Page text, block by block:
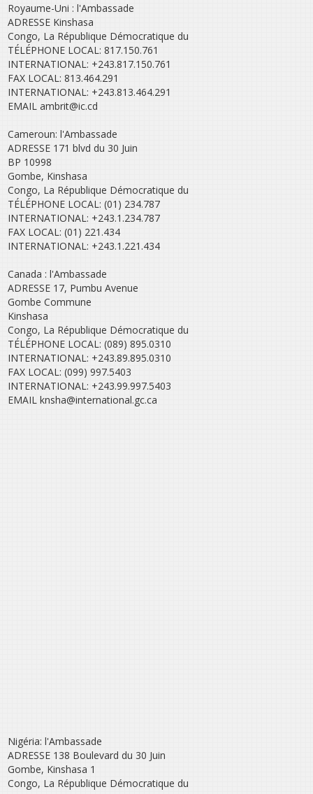
Royaume-Uni : l'Ambassade
ADRESSE Kinshasa
Congo, La République Démocratique du
TÉLÉPHONE LOCAL: 817.150.761
INTERNATIONAL: +243.817.150.761
FAX LOCAL: 813.464.291
INTERNATIONAL: +243.813.464.291
EMAIL ambrit@ic.cd
Cameroun: l'Ambassade
ADRESSE 171 blvd du 30 Juin
BP 10998
Gombe, Kinshasa
Congo, La République Démocratique du
TÉLÉPHONE LOCAL: (01) 234.787
INTERNATIONAL: +243.1.234.787
FAX LOCAL: (01) 221.434
INTERNATIONAL: +243.1.221.434
Canada : l'Ambassade
ADRESSE 17, Pumbu Avenue
Gombe Commune
Kinshasa
Congo, La République Démocratique du
TÉLÉPHONE LOCAL: (089) 895.0310
INTERNATIONAL: +243.89.895.0310
FAX LOCAL: (099) 997.5403
INTERNATIONAL: +243.99.997.5403
EMAIL knsha@international.gc.ca
Nigéria: l'Ambassade
ADRESSE 138 Boulevard du 30 Juin
Gombe, Kinshasa 1
Congo, La République Démocratique du